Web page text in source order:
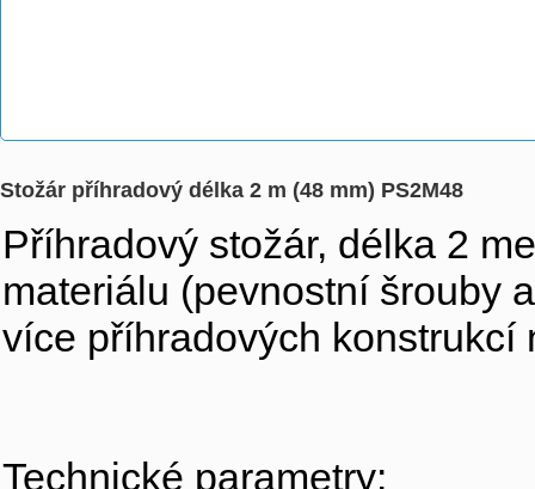
Stožár příhradový délka 2 m (48 mm) PS2M48
Příhradový stožár, délka 2
materiálu (pevnostní šrouby
více příhradových konstrukcí
Technické parametry: